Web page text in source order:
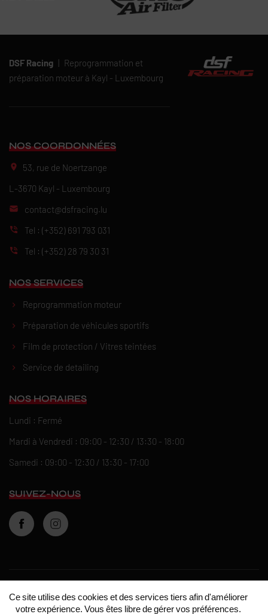
DSF Racing | Reprogrammation et
préparation moteur à Kayl - Luxembourg
NOS COORDONNÉES
53, rue de Noertzange
L-3670 Kayl - Luxembourg
ul.gnicarf
sd@tcat
noc
Tel : (+352) 691 793 031
Tel : (+352) 28 79 30 31
NOS SERVICES
Reprogrammation moteur
Préparation de véhicules sportifs
Film de protection / Vitres teintées
Service de detailing
NOS HORAIRES
Lundi : Fermé
Mardi à Vendredi : 09:00 - 12:30 / 13:30 - 18:00
Samedi : 09:00 - 12:30 / 13:30 - 17:00
SUIVEZ-NOUS
©DSF Racing • Mentions légales • Politique de
Ce site utilise des cookies et des services tiers afin d'améliorer
votre expérience. Vous êtes libre de gérer vos préférences.